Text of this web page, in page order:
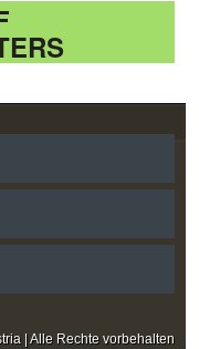
| Alle Rechte vorbehalten